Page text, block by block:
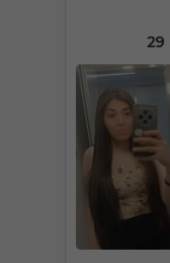
29